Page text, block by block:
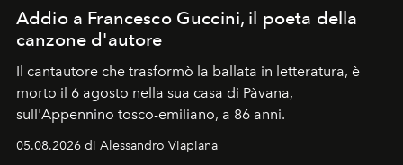
Addio a Francesco Guccini, il poeta della
canzone d'autore
Il cantautore che trasformò la ballata in letteratura, è
morto il 6 agosto nella sua casa di Pàvana,
sull'Appennino tosco-emiliano, a 86 anni.
05.08.2026 di Alessandro Viapiana